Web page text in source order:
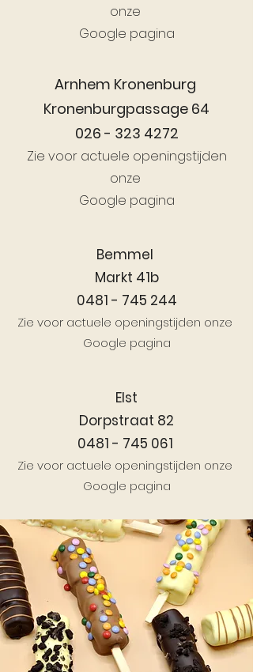
onze
Google pagina
Arnhem Kronenburg
Kronenburgpassage 64
026 - 323 4272
Zie voor actuele openingstijden
onze
Google pagina
Bemmel
Markt 41b
0481 - 745 244
Zie voor actuele openingstijden onze
Google pagina
Elst
Dorpstraat 82
0481 - 745 061
Zie voor actuele openingstijden onze
Google pagina